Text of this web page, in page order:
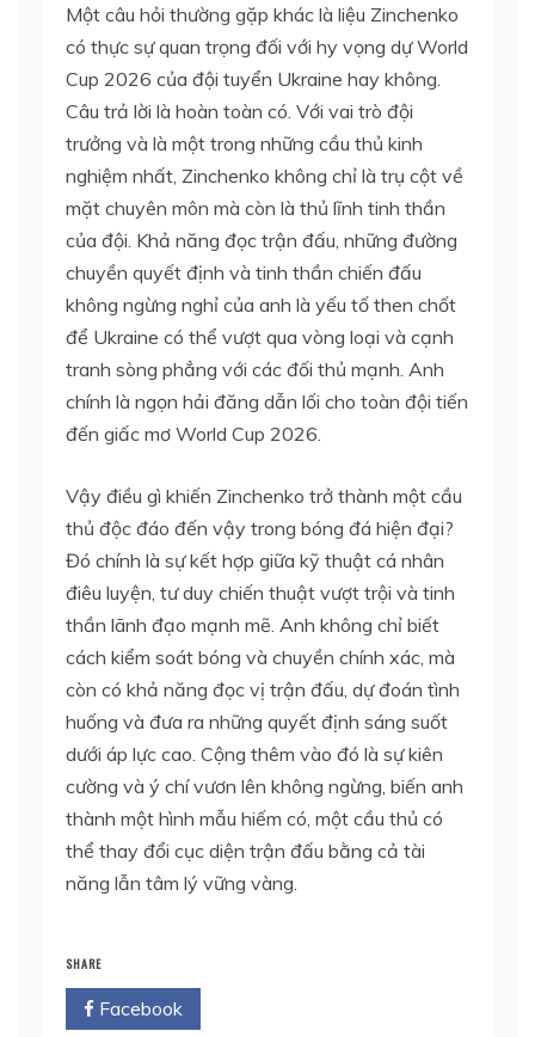
Một câu hỏi thường gặp khác là liệu Zinchenko
có thực sự quan trọng đối với hy vọng dự World
Cup 2026 của đội tuyển Ukraine hay không.
Câu trả lời là hoàn toàn có. Với vai trò đội
trưởng và là một trong những cầu thủ kinh
nghiệm nhất, Zinchenko không chỉ là trụ cột về
mặt chuyên môn mà còn là thủ lĩnh tinh thần
của đội. Khả năng đọc trận đấu, những đường
chuyền quyết định và tinh thần chiến đấu
không ngừng nghỉ của anh là yếu tố then chốt
để Ukraine có thể vượt qua vòng loại và cạnh
tranh sòng phẳng với các đối thủ mạnh. Anh
chính là ngọn hải đăng dẫn lối cho toàn đội tiến
đến giấc mơ World Cup 2026.
Vậy điều gì khiến Zinchenko trở thành một cầu
thủ độc đáo đến vậy trong bóng đá hiện đại?
Đó chính là sự kết hợp giữa kỹ thuật cá nhân
điêu luyện, tư duy chiến thuật vượt trội và tinh
thần lãnh đạo mạnh mẽ. Anh không chỉ biết
cách kiểm soát bóng và chuyền chính xác, mà
còn có khả năng đọc vị trận đấu, dự đoán tình
huống và đưa ra những quyết định sáng suốt
dưới áp lực cao. Cộng thêm vào đó là sự kiên
cường và ý chí vươn lên không ngừng, biến anh
thành một hình mẫu hiếm có, một cầu thủ có
thể thay đổi cục diện trận đấu bằng cả tài
năng lẫn tâm lý vững vàng.
SHARE
Facebook